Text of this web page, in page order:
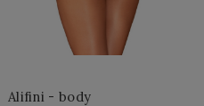
Alifini - body